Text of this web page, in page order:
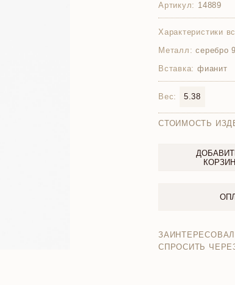
Артикул: 14889
Характеристики
Металл: серебро
Вставка: фианит
Вес: 5.38
СТОИМОСТЬ
СПРОСИТЬ